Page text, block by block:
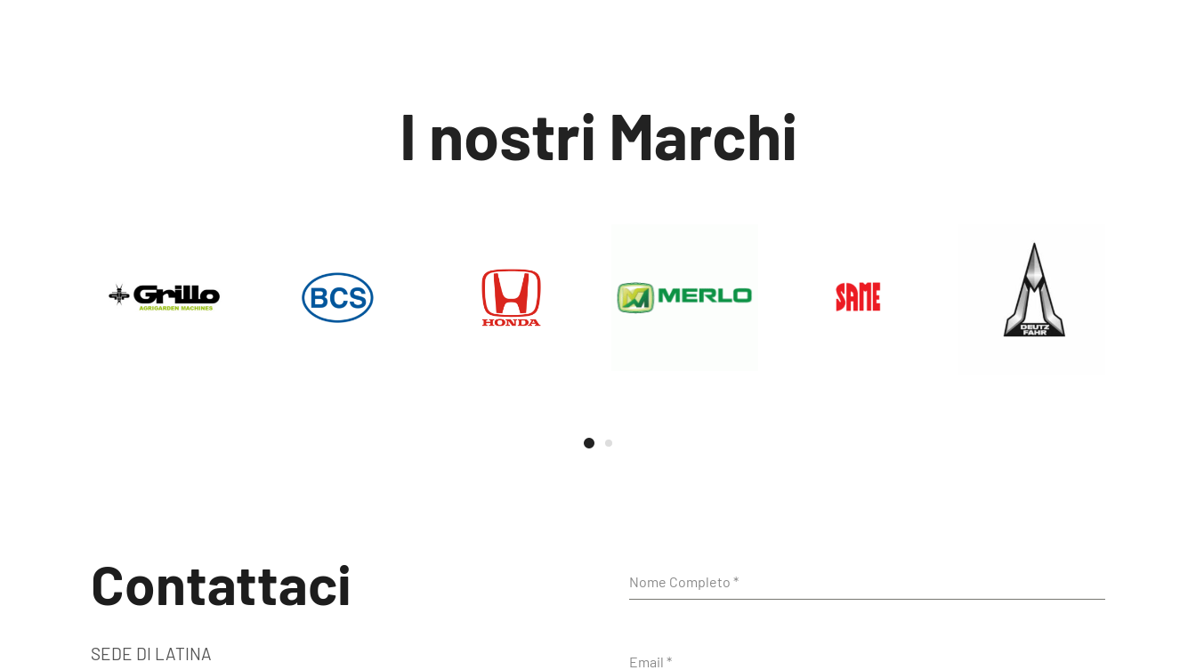
I nostri Marchi
Contattaci
SEDE DI LATINA
Nome Completo *
Email *